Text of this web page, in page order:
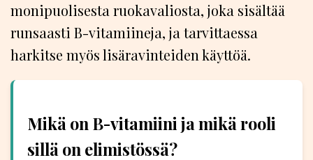
monipuolisesta ruokavaliosta, joka sisältää
runsaasti B-vitamiineja, ja tarvittaessa
harkitse myös lisäravinteiden käyttöä.
Mikä on B-vitamiini ja mikä rooli
sillä on elimistössä?